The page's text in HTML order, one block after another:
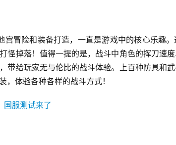
宫冒险和装备打造，一直是游戏中的核心乐趣
怪掉落！值得一提的是，战斗中角色的挥刀速
带给玩家无与伦比的战斗体验。上百种防具和
，体验各种各样的战斗方式！